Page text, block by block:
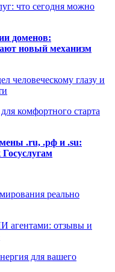
что сегодня можно
доменов:
новый механизм
человеческому глазу и
комфортного старта
.ru, .рф и .su:
реально
агентами: отзывы и
для вашего